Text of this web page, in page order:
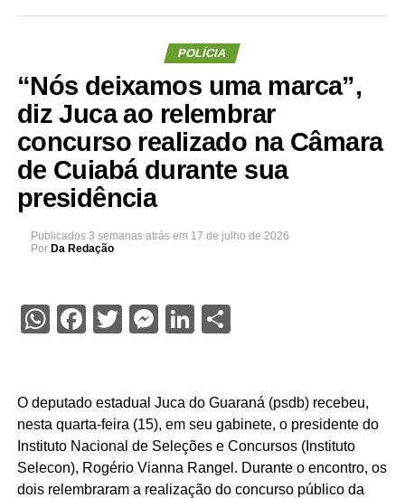
POLÍCIA
“Nós deixamos uma marca”,
diz Juca ao relembrar
concurso realizado na Câmara
de Cuiabá durante sua
presidência
Publicados 3 semanas atrás em 17 de julho de 2026
Por Da Redação
WhatsApp
Facebook
Twitter
Messenger
LinkedIn
Share
O deputado estadual Juca do Guaraná (psdb) recebeu,
nesta quarta-feira (15), em seu gabinete, o presidente do
Instituto Nacional de Seleções e Concursos (Instituto
Selecon), Rogério Vianna Rangel. Durante o encontro, os
dois relembraram a realização do concurso público da